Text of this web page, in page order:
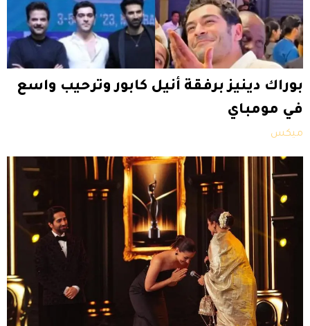
بوراك دينيز برفقة أنيل كابور وترحيب واسع
في مومباي
ميكس